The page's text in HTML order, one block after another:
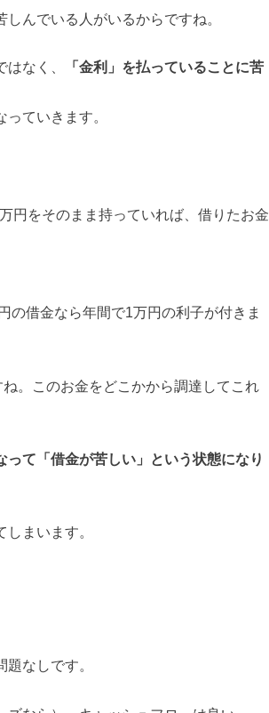
んでいる人がいるからですね。
なく、
「金利」を払っていることに苦
ていきます。
円をそのまま持っていれば、借りたお金
の借金なら年間で1万円の利子が付きま
。このお金をどこかから調達してこれ
て「借金が苦しい」という状態になり
まいます。
なしです。